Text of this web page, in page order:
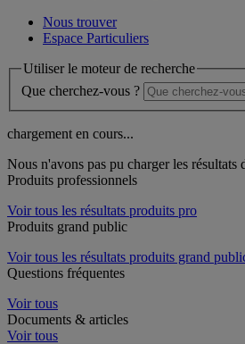
Nous trouver
Espace Particuliers
Utiliser le moteur de recherche
Que cherchez-vous ?
chargement en cours...
Nous n'avons pas pu charger les résultats
Produits professionnels
Voir tous les résultats produits pro
Produits grand public
Voir tous les résultats produits grand
Questions fréquentes
Voir tous
Documents & articles
Voir tous